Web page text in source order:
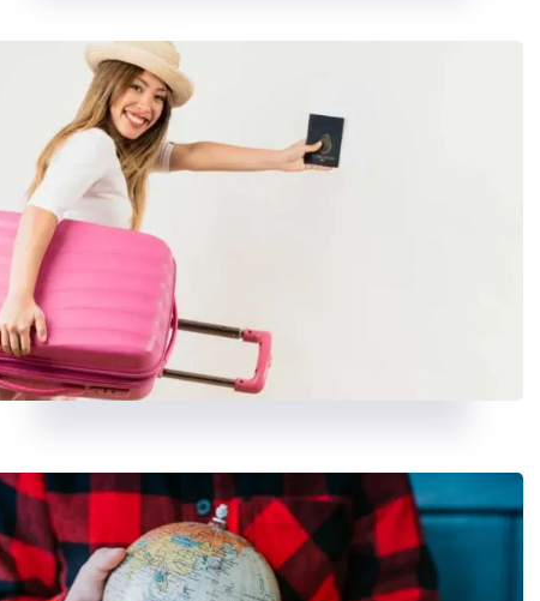
BALNEARIOS 11 JUNIO, 2025
Balneario Las Termas – Guerrero